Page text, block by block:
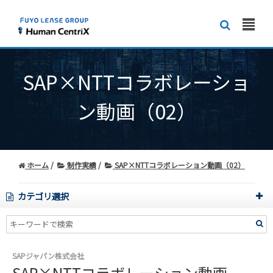
SAP×NTTコラボレーショ
ン動画（02）
ホーム 制作実績 SAP×NTTコラボレーション動画（02）
カテゴリ選択
SAPジャパン株式会社